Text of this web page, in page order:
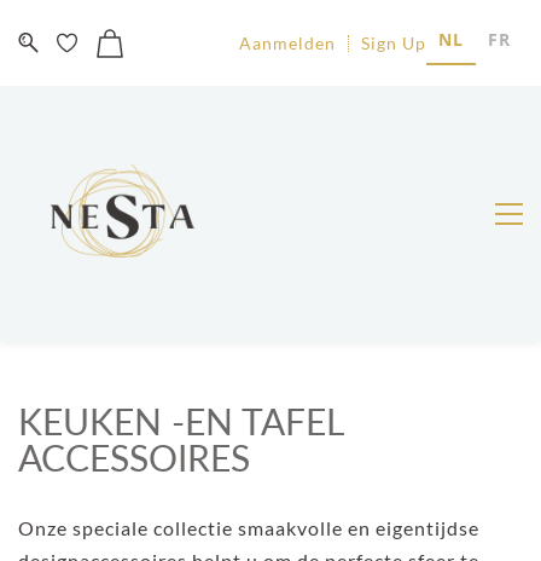
Aanmelden Sign Up NL FR
KEUKEN -EN TAFEL
ACCESSOIRES
Onze speciale collectie smaakvolle en eigentijdse